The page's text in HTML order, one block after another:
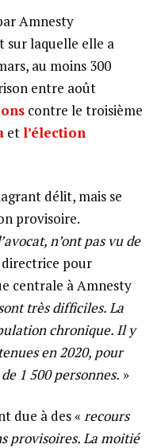
Amnesty
sur laquelle elle a
au moins 300
entre août
contre le troisième
etl’élection
délit, mais se
provisoire.
n’ont pas vu de
directrice pour
centrale à Amnesty
très difficiles. La
chronique. Il y
en 2020, pour
1 500 personnes. »
due à des « recours
provisoires. La moitié